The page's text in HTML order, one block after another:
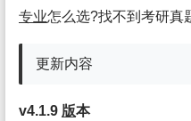
专业怎么选?找不到考研真
更新内容
v4.1.9 版本